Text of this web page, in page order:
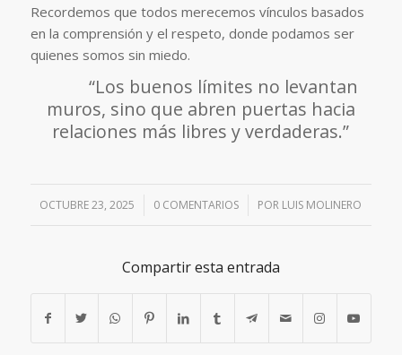
Recordemos que todos merecemos vínculos basados
en la comprensión y el respeto, donde podamos ser
quienes somos sin miedo.
“Los buenos límites no levantan
muros, sino que abren puertas hacia
relaciones más libres y verdaderas.”
OCTUBRE 23, 2025
/ 0 COMENTARIOS
/ POR LUIS MOLINERO
Compartir esta entrada